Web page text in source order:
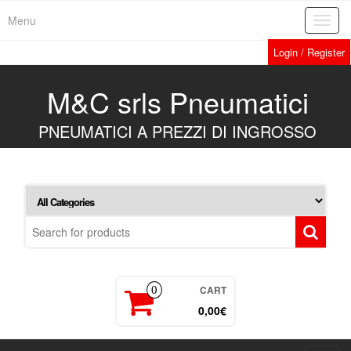
Menu
Login / Register
M&C srls Pneumatici
PNEUMATICI A PREZZI DI INGROSSO
0 CART
0,00€